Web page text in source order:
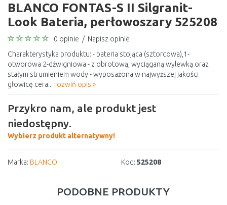
BLANCO FONTAS-S II Silgranit-
Look Bateria, perłowoszary 525208
0 opinie / Napisz opinie
Charakterystyka produktu: - bateria stojąca (sztorcowa),1-
otworowa 2-dźwigniowa - z obrotową, wyciąganą wylewką oraz
stałym strumieniem wody - wyposażona w najwyższej jakości
głowicę cera... rozwiń opis »
Przykro nam, ale produkt jest
niedostępny.
Wybierz produkt alternatywny!
Marka: BLANCO Kod: 525208
PODOBNE PRODUKTY